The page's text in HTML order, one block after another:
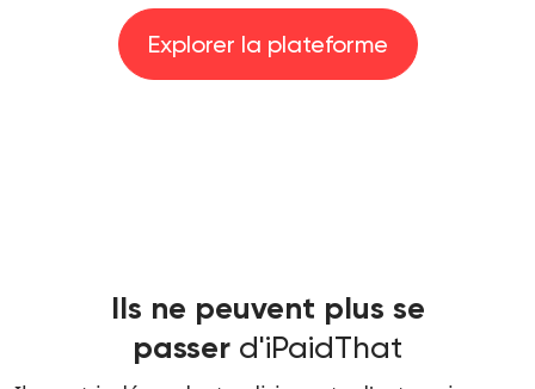
Explorer la plateforme
Ils ne peuvent plus se
passer d'iPaidThat